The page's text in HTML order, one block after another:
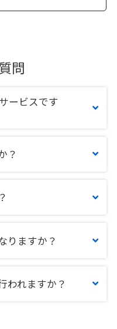
問
ービスです
？
りますか？
われますか？